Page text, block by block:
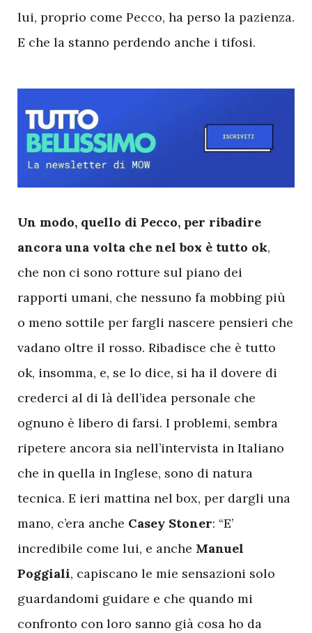
lui, proprio come Pecco, ha perso la pazienza.
E che la stanno perdendo anche i tifosi.
Un modo, quello di Pecco, per ribadire
ancora una volta che nel box è tutto ok,
che non ci sono rotture sul piano dei
rapporti umani, che nessuno fa mobbing più
o meno sottile per fargli nascere pensieri che
vadano oltre il rosso. Ribadisce che è tutto
ok, insomma, e, se lo dice, si ha il dovere di
crederci al di là dell’idea personale che
ognuno è libero di farsi. I problemi, sembra
ripetere ancora sia nell’intervista in Italiano
che in quella in Inglese, sono di natura
tecnica. E ieri mattina nel box, per dargli una
mano, c’era anche Casey Stoner: “E’
incredibile come lui, e anche Manuel
Poggiali, capiscano le mie sensazioni solo
guardandomi guidare e che quando mi
confronto con loro sanno già cosa ho da